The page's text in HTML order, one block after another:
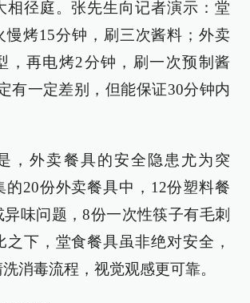
相径庭。张先生向记者演示：堂
慢烤15分钟，刷三次酱料；外卖
，再电烤2分钟，刷一次预制酱
有一定差别，但能保证30分钟内
，外卖餐具的安全隐患尤为突
的20份外卖餐具中，12份塑料餐
味问题，8份一次性筷子有毛刺
之下，堂食餐具虽非绝对安全，
消毒流程，视觉观感更可靠。